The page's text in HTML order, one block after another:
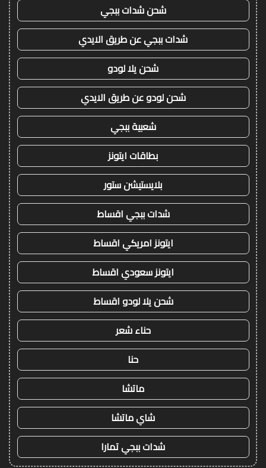
شحن شدات ببجي
شدات ببجي عن طريق الايدي
شحن يلا لودو
شحن لودو عن طريق الايدي
شعبية ببجي
بطاقات ايتونز
بلايستيشن ستور
شدات ببجي اقساط
ايتونز امريكي اقساط
ايتونز سعودي اقساط
شحن يلا لودو اقساط
حناء شعر
حنا
ماتشا
شاي ماتشا
شدات ببجي تمارا